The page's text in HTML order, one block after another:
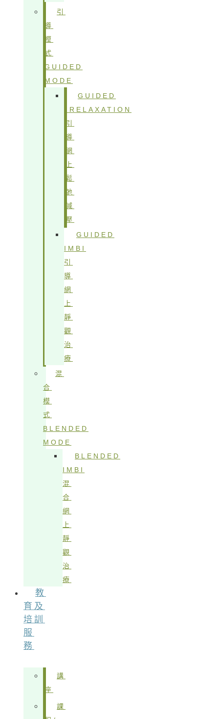
引
導
模
式
GUIDED
MODE
GUIDED
IRELAXATION
引
導
網
上
鬆
弛
減
壓
GUIDED
IMBI
引
導
網
上
靜
觀
治
療
混
合
模
式
BLENDED
MODE
BLENDED
IMBI
混
合
網
上
靜
觀
治
療
教
育及
培訓
服
務
講
座
課